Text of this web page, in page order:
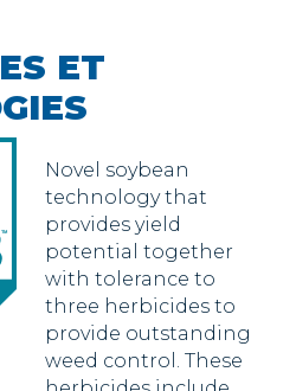
ET
Novel soybean
technology that
provides yield
potential together
with tolerance to
three herbicides to
provide outstanding
weed control. These